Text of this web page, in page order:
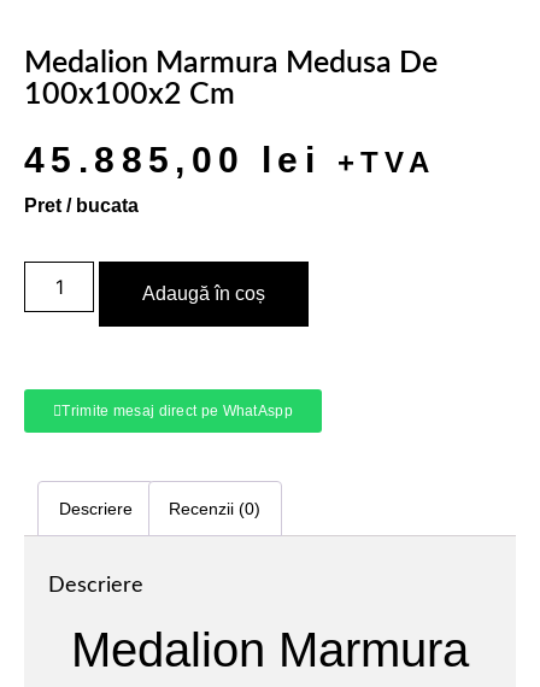
Medalion Marmura Medusa De
100x100x2 Cm
45.885,00 lei +TVA
Pret / bucata
Adaugă în coș
Trimite mesaj direct pe WhatAspp
Descriere Recenzii (0)
Descriere
Medalion Marmura